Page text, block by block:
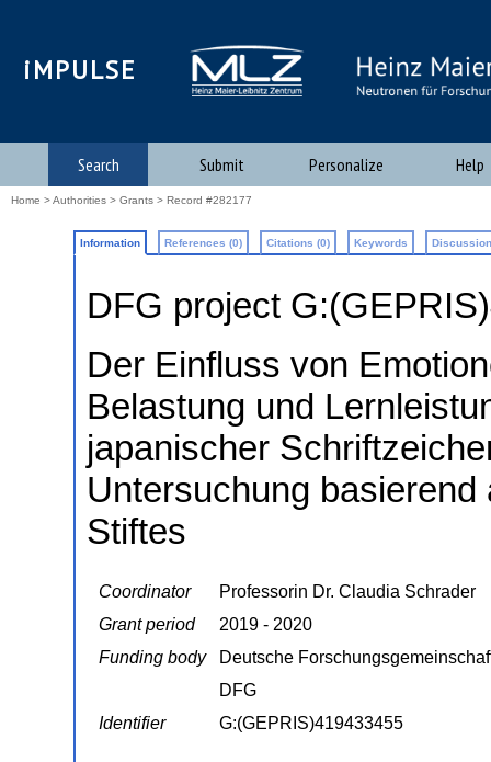
iMPULSE
Search Submit Personalize Help
Home >Authorities > Grants > Record #282177
Information References (0) Citations (0) Keywords
DFG project
Der Einfluss von
Belastung und
japanischer
Untersuchung
Stiftes
Coordinator
Professorin Dr. Claudia Schrader
Grant period
2019 - 2020
Funding body
Deutsche
DFG
Identifier
G:(GEPRIS)419433455